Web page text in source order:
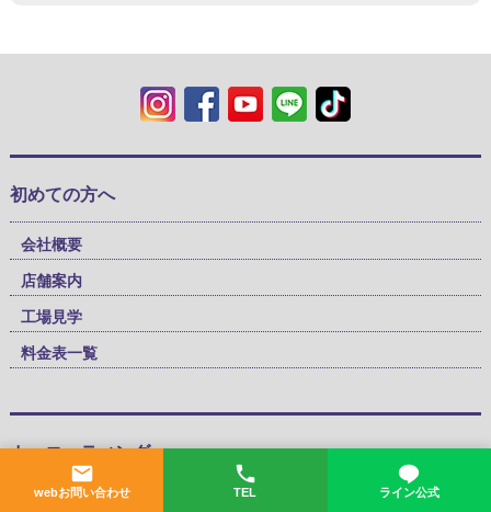
webお問い合わせ TEL ライン公式
初めての方へ
会社概要
店舗案内
工場見学
料金表一覧
カーコーティング
System X